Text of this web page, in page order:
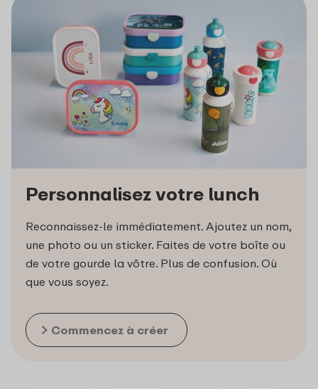
Personnalisez votre lunch
Reconnaissez-le immédiatement. Ajoutez un nom,
une photo ou un sticker. Faites de votre boîte ou
de votre gourde la vôtre. Plus de confusion. Où
que vous soyez.
Commencez à créer